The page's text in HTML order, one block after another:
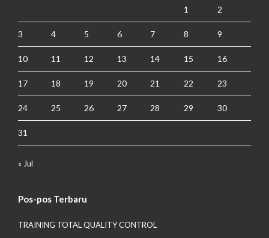
1 2
3 4 5 6 7 8 9
10 11 12 13 14 15 16
17 18 19 20 21 22 23
24 25 26 27 28 29 30
31
« Jul
Pos-pos Terbaru
TRAINING TOTAL QUALITY CONTROL